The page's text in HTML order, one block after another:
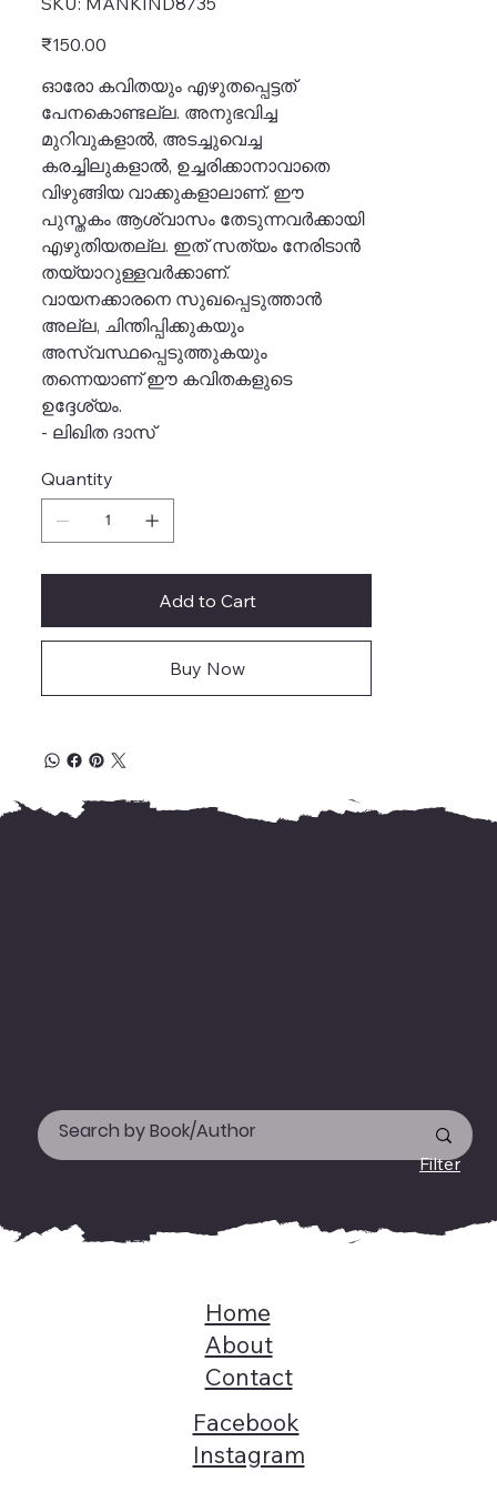
MANKIND8735
Price
₹150.00
ഓരോ കവിതയും എഴുതപ്പെട്ടത്
പേനകൊണ്ടല്ല. അനുഭവിച്ച
മുറിവുകളാൽ, അടച്ചുവെച്ച
കരച്ചിലുകളാൽ, ഉച്ചരിക്കാനാവാതെ
വിഴുങ്ങിയ വാക്കുകളാലാണ്. ഈ
പുസ്തകം ആശ്വാസം തേടുന്നവർക്കായി
എഴുതിയതല്ല. ഇത് സത്യം നേരിടാൻ
തയ്യാറുള്ളവർക്കാണ്.
വായനക്കാരനെ സുഖപ്പെടുത്താൻ
അല്ല, ചിന്തിപ്പിക്കുകയും
അസ്വസ്ഥപ്പെടുത്തുകയും
തന്നെയാണ് ഈ കവിതകളുടെ
ഉദ്ദേശ്യം.
- ലിഖിത ദാസ്
Quantity
Add to Cart
Buy Now
Filter
Home
About
Contact
Facebook
Instagram